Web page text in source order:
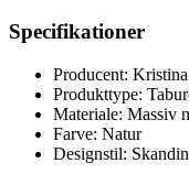
Specifikationer
Producent:
Produkttype:
Materiale: Massiv
Farve: Natur
Designstil: